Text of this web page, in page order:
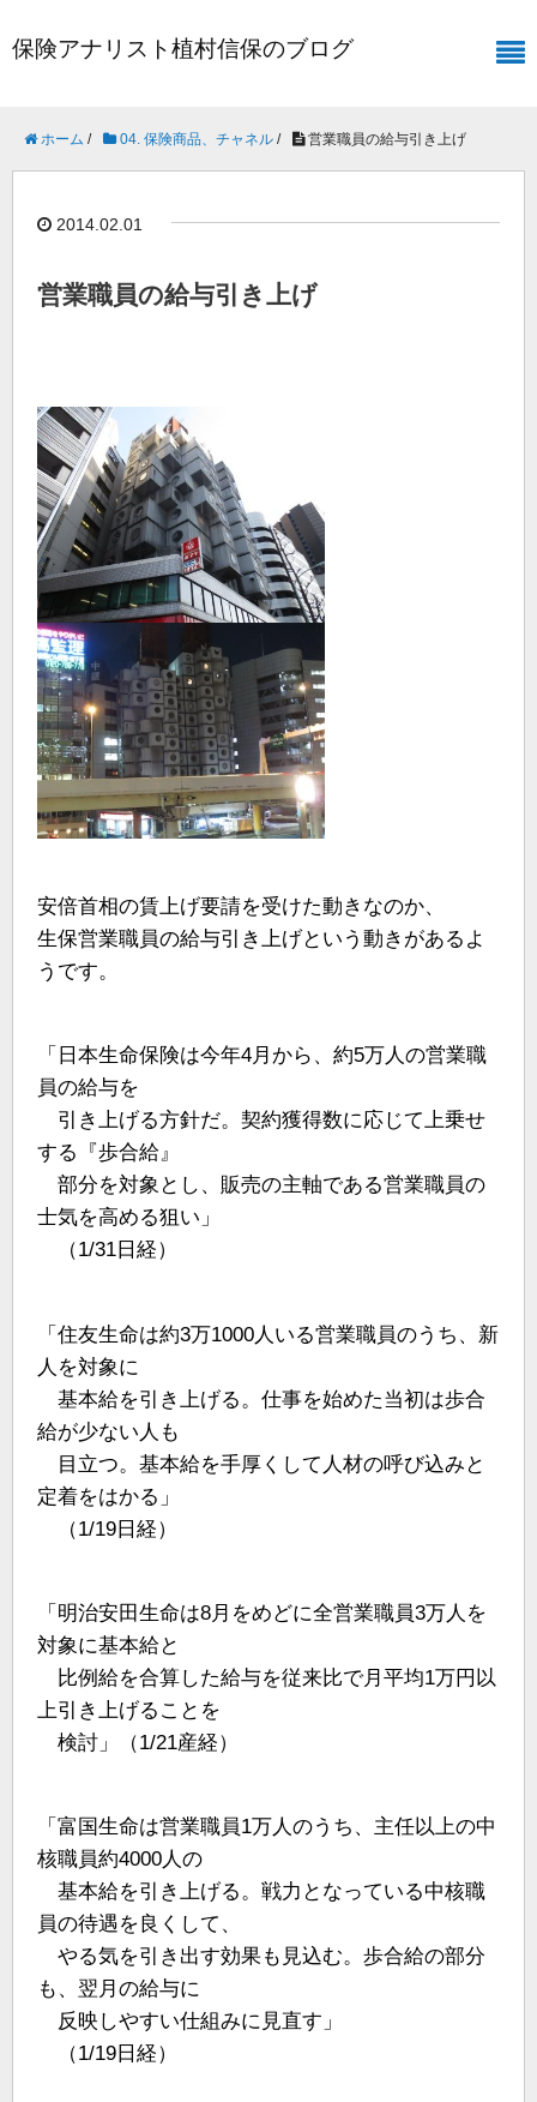
保険アナリスト植村信保のブログ
ホーム / 04. 保険商品、チャネル / 営業職員の給与引き上げ
2014.02.01
営業職員の給与引き上げ
安倍首相の賃上げ要請を受けた動きなのか、
生保営業職員の給与引き上げという動きがあるよ
うです。
「日本生命保険は今年4月から、約5万人の営業職
員の給与を
引き上げる方針だ。契約獲得数に応じて上乗せ
する『歩合給』
部分を対象とし、販売の主軸である営業職員の
士気を高める狙い」
（1/31日経）
「住友生命は約3万1000人いる営業職員のうち、新
人を対象に
基本給を引き上げる。仕事を始めた当初は歩合
給が少ない人も
目立つ。基本給を手厚くして人材の呼び込みと
定着をはかる」
（1/19日経）
「明治安田生命は8月をめどに全営業職員3万人を
対象に基本給と
比例給を合算した給与を従来比で月平均1万円以
上引き上げることを
検討」（1/21産経）
「富国生命は営業職員1万人のうち、主任以上の中
核職員約4000人の
基本給を引き上げる。戦力となっている中核職
員の待遇を良くして、
やる気を引き出す効果も見込む。歩合給の部分
も、翌月の給与に
反映しやすい仕組みに見直す」
（1/19日経）